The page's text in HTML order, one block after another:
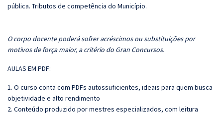
pública. Tributos de competência do Município.
O corpo docente poderá sofrer acréscimos ou substituições por
motivos de força maior, a critério do Gran Concursos.
AULAS EM PDF:
1. O curso conta com PDFs autossuficientes, ideais para quem busca
objetividade e alto rendimento
2. Conteúdo produzido por mestres especializados, com leitura